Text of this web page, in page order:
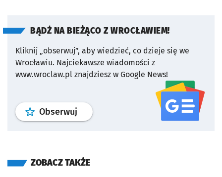
BĄDŹ NA BIEŻĄCO Z WROCŁAWIEM!
Kliknij „obserwuj”, aby wiedzieć, co dzieje się we
Wrocławiu. Najciekawsze wiadomości z
www.wroclaw.pl znajdziesz w Google News!
Obserwuj profil serwisu
ZOBACZ TAKŻE